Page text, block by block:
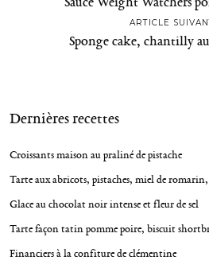
Dernières recettes
Croissants maison au praliné de pistache
Tarte aux abricots, pistaches, miel de
Glace au chocolat noir intense et fleur de sel
Tarte façon tatin pomme poire, biscuit
Financiers à la confiture de clémentine
v
i
g
a
t
i
ARTICLE
Sponge cake, chantilly